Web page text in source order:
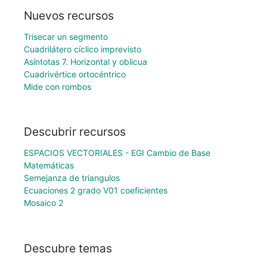
Nuevos recursos
Trisecar un segmento
Cuadrilátero cíclico imprevisto
Asíntotas 7. Horizontal y oblicua
Cuadrivértice ortocéntrico
Mide con rombos
Descubrir recursos
ESPACIOS VECTORIALES - EGI Cambio de Base
Matemáticas
Semejanza de triangulos
Ecuaciones 2 grado V01 coeficientes
Mosaico 2
Descubre temas